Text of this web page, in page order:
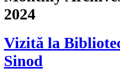
2024
Vizită la
Sinod